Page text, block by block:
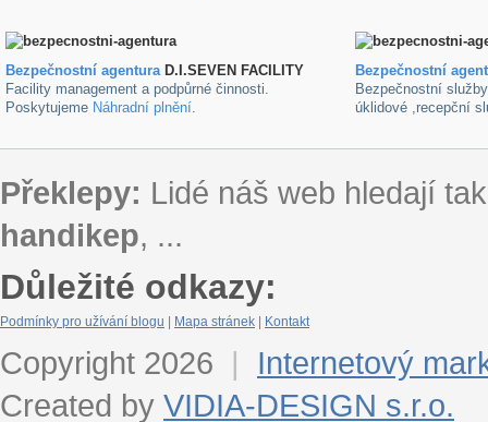
Bezpečnostní agenturaD.I.SEVEN FACILITY
Facility management a podpůrné činnosti.
Poskytujeme Náhradní plnění.
Bezpečnostní
Bezpečnostní
úklidové ,recepční
Překlepy: Lidé náš web hledají
handikep, ...
Důležité odkazy:
Podmínky pro užívání blogu Mapa stránek Kontakt
Copyright 2026 |
Internetový
Created by VIDIA-DESIGN s.r.o.